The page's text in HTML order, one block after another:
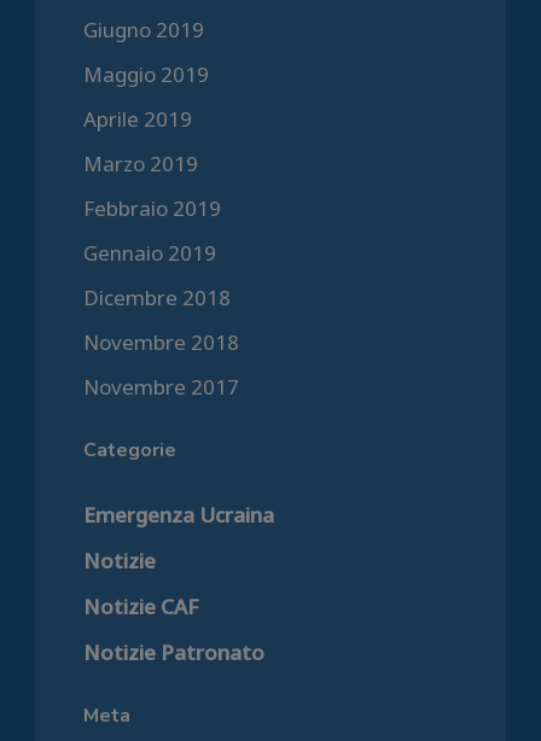
Giugno 2019
Maggio 2019
Aprile 2019
Marzo 2019
Febbraio 2019
Gennaio 2019
Dicembre 2018
Novembre 2018
Novembre 2017
Categorie
Emergenza Ucraina
Notizie
Notizie CAF
Notizie Patronato
Meta